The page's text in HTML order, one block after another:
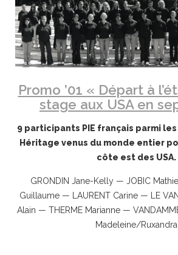
Promo ’01 « Départ à
stage aux USA en
9 participants PIE français parmi
Héritage venus du monde entier
côte est des USA.
GRONDIN Jane-Kelly — JOBIC
Guillaume — LAURENT Carine — LE
Alain — THERME Marianne —
Madeleine/Ruxandra